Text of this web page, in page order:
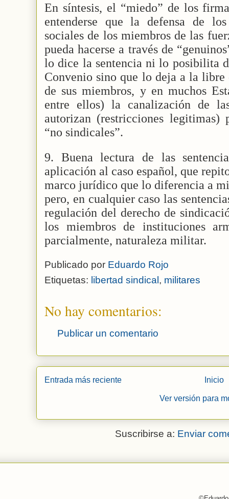
En síntesis, el “miedo” de los
entenderse que la defensa de
sociales de los miembros de las
pueda hacerse a través de
lo dice la sentencia ni lo posibilita
Convenio sino que lo deja a la libre
de sus miembros, y en muchos
entre ellos) la canalización de
autorizan (restricciones
“no sindicales”.
9. Buena lectura de las
aplicación al caso español, que
marco jurídico que lo diferencia a
pero, en cualquier caso las
regulación del derecho de
los miembros de instituciones
parcialmente, naturaleza militar.
Publicado por Eduardo Rojo
Etiquetas: libertad sindical , militares
No hay comentarios:
Publicar un comentario
Entrada más reciente Inicio
Ver versión para
Suscribirse a: Enviar